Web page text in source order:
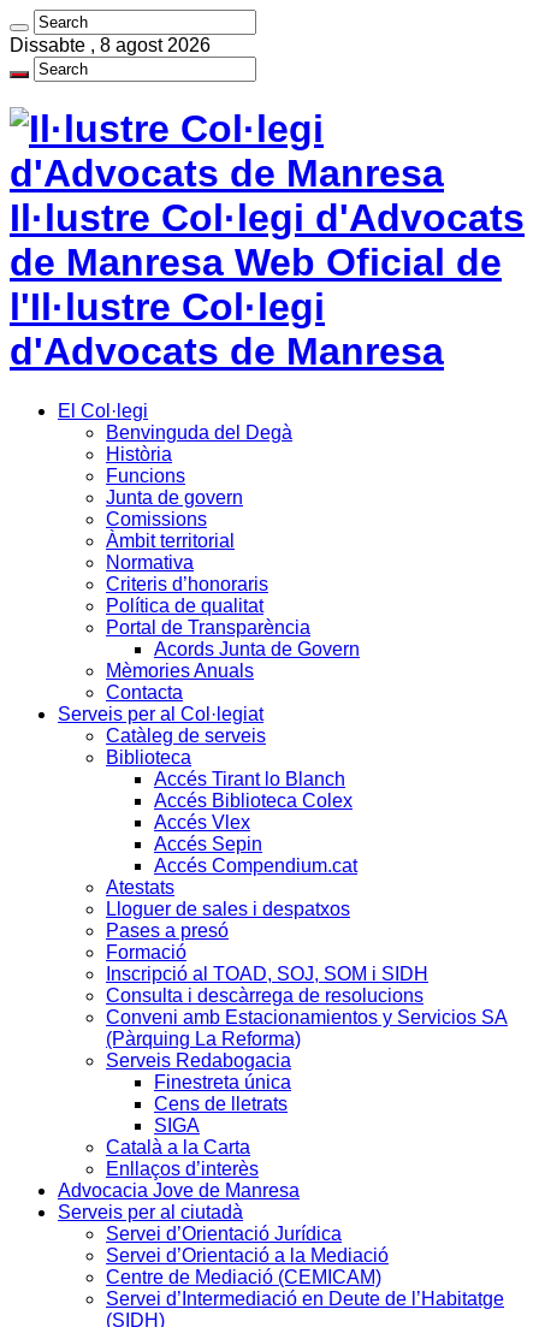
Dissabte , 8 agost 2026
Il·lustre Col·legi d'Advocats
de Manresa Web Oficial de
l'Il·lustre Col·legi
d'Advocats de Manresa
El Col·legi
Benvinguda del Degà
Història
Funcions
Junta de govern
Comissions
Àmbit territorial
Normativa
Criteris d’honoraris
Política de qualitat
Portal de Transparència
Acords Junta de Govern
Mèmories Anuals
Contacta
Serveis per al Col·legiat
Catàleg de serveis
Biblioteca
Accés Tirant lo Blanch
Accés Biblioteca Colex
Accés Vlex
Accés Sepin
Accés Compendium.cat
Atestats
Lloguer de sales i despatxos
Pases a presó
Formació
Inscripció al TOAD, SOJ, SOM i SIDH
Consulta i descàrrega de resolucions
Conveni amb Estacionamientos y Servicios SA
(Pàrquing La Reforma)
Serveis Redabogacia
Finestreta única
Cens de lletrats
SIGA
Català a la Carta
Enllaços d’interès
Advocacia Jove de Manresa
Serveis per al ciutadà
Servei d’Orientació Jurídica
Servei d’Orientació a la Mediació
Centre de Mediació (CEMICAM)
Servei d’Intermediació en Deute de l’Habitatge
(SIDH)